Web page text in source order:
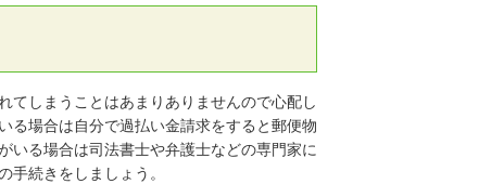
てしまうことはあまりありませんので心配し
る場合は自分で過払い金請求をすると郵便物
いる場合は司法書士や弁護士などの専門家に
手続きをしましょう。